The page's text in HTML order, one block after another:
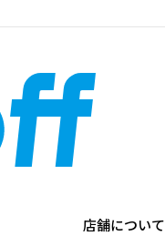
店舗について